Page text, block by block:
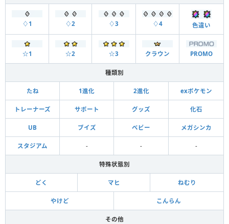
♢1 ♢2 ♢3 ♢4 色違い
☆1 ☆2 ☆3 クラウン PROMO
種類別
たね 1進化 2進化 exポケモン
トレーナーズ サポート グッズ 化石
UB ブイズ ベビー メガシンカ
スタジアム - - -
特殊状態別
どく マヒ ねむり
やけど こんらん
その他